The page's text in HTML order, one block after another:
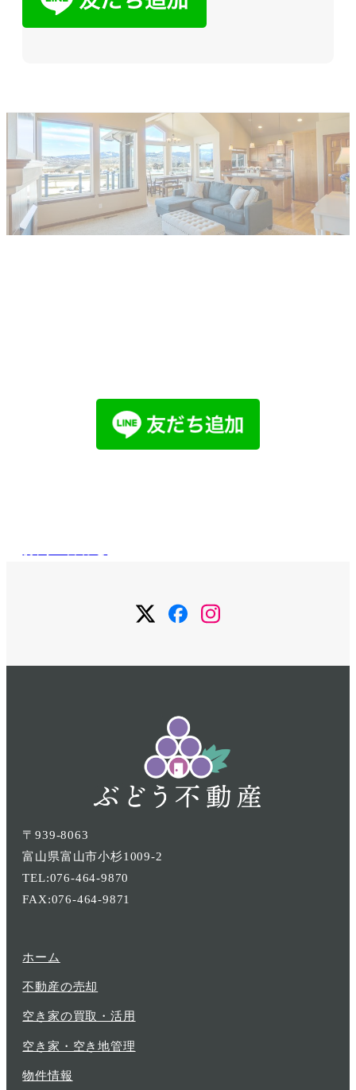
ニ
項
メ
ニ
項
メ
ニ
項
〒939-8063
富山県富山市小杉1009-2
TEL:076-464-9870
FAX:076-464-9871
ホーム
不動産の売却
空き家の買取・活用
空き家・空き地管理
物件情報